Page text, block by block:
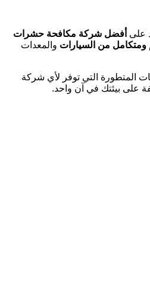
على أفضل شركة مكافحة حشرات
من السيارات والمعدات
المتطورة التي توفر لأي شركة
على بيئتك في آن واحد.